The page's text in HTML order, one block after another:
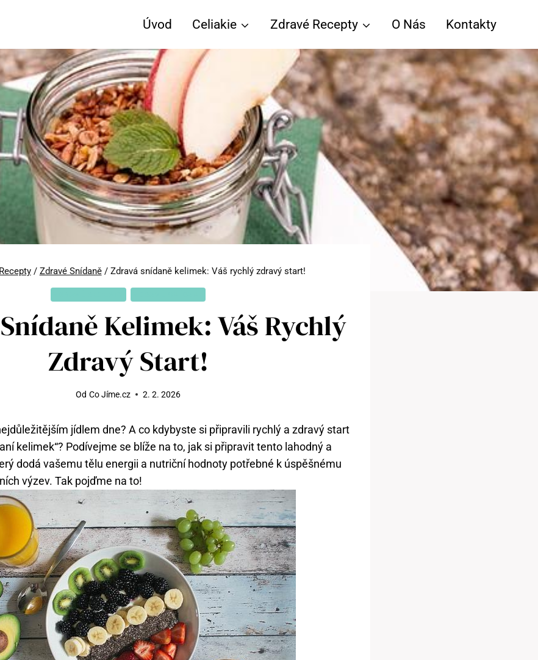
Úvod Celiakie Zdravé Recepty O Nás Kontakty
/ Zdravé Snídaně / Zdravá snídaně kelimek: Váš rychlý zdravý start!
Kelimek: Váš Rychlý
Zdravý Start!
Od Co Jíme.cz 2. 2. 2026
jídlem dne? A co kdybyste si připravili rychlý a zdravý start
kelimek“? Podívejme se blíže na to, jak si připravit tento lahodný a
dodá vašemu tělu energii a nutriční hodnoty potřebné k úspěšnému
výzev. Tak pojďme na to!